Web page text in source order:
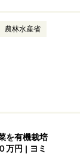
農林水産省
を有機栽培
万円 | ヨミ